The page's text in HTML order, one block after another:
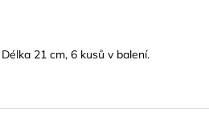
21 cm, 6 kusů v balení.